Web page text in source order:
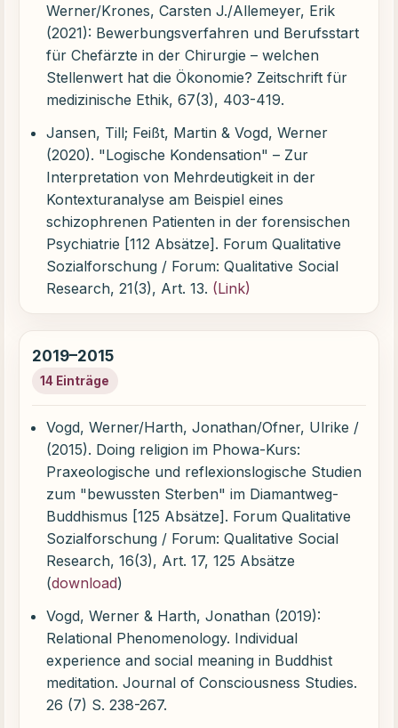
Werner/Krones, Carsten J./Allemeyer, Erik
(2021): Bewerbungsverfahren und Berufsstart
für Chefärzte in der Chirurgie – welchen
Stellenwert hat die Ökonomie? Zeitschrift für
medizinische Ethik, 67(3), 403-419.
Jansen, Till; Feißt, Martin & Vogd, Werner
(2020). "Logische Kondensation" – Zur
Interpretation von Mehrdeutigkeit in der
Kontexturanalyse am Beispiel eines
schizophrenen Patienten in der forensischen
Psychiatrie [112 Absätze]. Forum Qualitative
Sozialforschung / Forum: Qualitative Social
Research, 21(3), Art. 13. (Link)
2019–2015
14 Einträge
Vogd, Werner/Harth, Jonathan/Ofner, Ulrike /
(2015). Doing religion im Phowa-Kurs:
Praxeologische und reflexionslogische Studien
zum "bewussten Sterben" im Diamantweg-
Buddhismus [125 Absätze]. Forum Qualitative
Sozialforschung / Forum: Qualitative Social
Research, 16(3), Art. 17, 125 Absätze
(download)
Vogd, Werner & Harth, Jonathan (2019):
Relational Phenomenology. Individual
experience and social meaning in Buddhist
meditation. Journal of Consciousness Studies.
26 (7) S. 238-267.